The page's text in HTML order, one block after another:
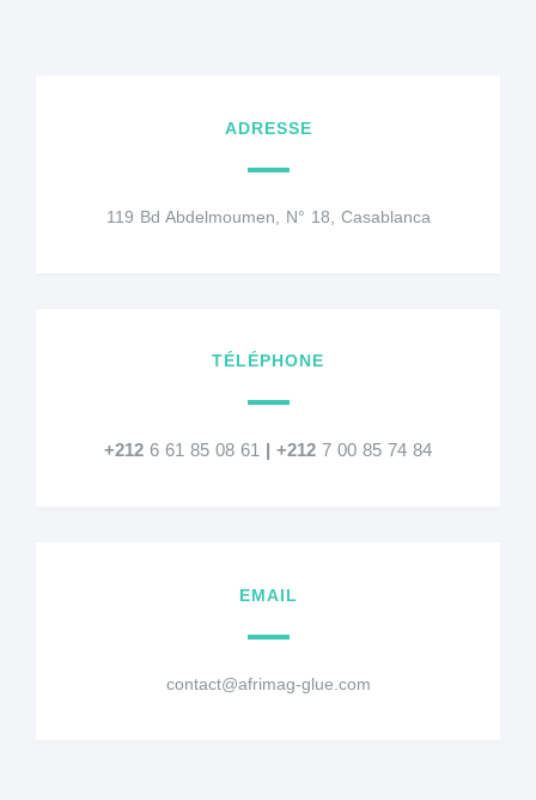
ADRESSE
119 Bd Abdelmoumen, N° 18, Casablanca
TÉLÉPHONE
+212 6 61 85 08 61 | +212 7 00 85 74 84
EMAIL
contact@afrimag-glue.com